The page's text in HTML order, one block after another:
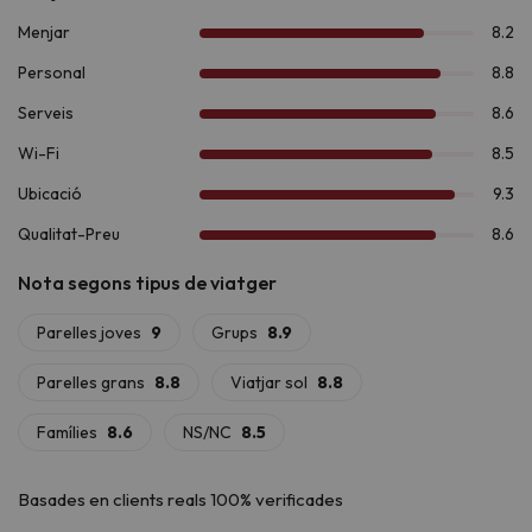
barranquisme i vies ferrades. I si us apassiona la història, el
conjunt romànic de la Vall de Boí, declaratPatrimoni de la
Gaudeix d'una estada única en plena muntanya a l'
Basades en clients reals 100% verificades